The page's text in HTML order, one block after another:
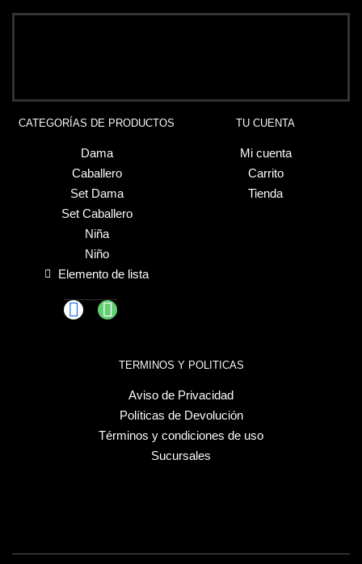
CATEGORÍAS DE PRODUCTOS
Dama
Caballero
Set Dama
Set Caballero
Niña
Niño
Elemento de lista
TU CUENTA
Mi cuenta
Carrito
Tienda
TERMINOS Y POLITICAS
Aviso de Privacidad
Políticas de Devolución
Términos y condiciones de uso
Sucursales